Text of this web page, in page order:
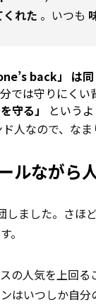
れた 。いつも
back」 は
では守りにく
守る」
というよ
人なので、なま
ルながら
しました。さほ
。
の人気を上回
はいつしか自